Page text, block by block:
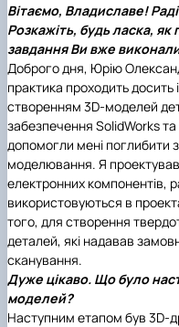
Вітаємо, Владиславе!
Розкажіть, будь ласка,
завдання Ви вже
Доброго дня, Юрію
практика проходить
створенням 3D-моделей
забезпечення SolidWorks
допомогли мені поглибити
моделювання. Я
електронних компонентів,
використовуються в
того, для створення
деталей, які надавав
сканування.
Дуже цікаво. Що було
моделей?
Наступним етапом був 3D-